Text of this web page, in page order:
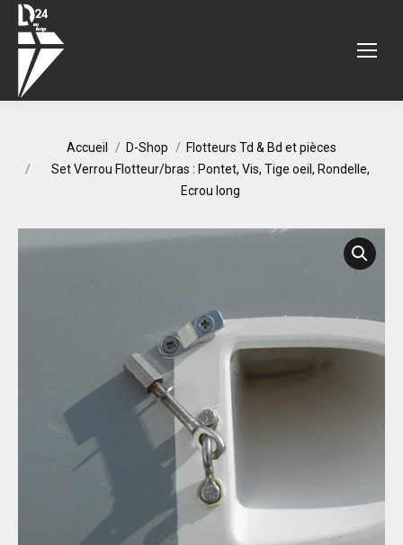
Accueil D-Shop
Flotteurs Td & Bd et pièces
Set Verrou Flotteur/bras : Pontet, Vis, Tige oeil, Rondelle,
Ecrou long